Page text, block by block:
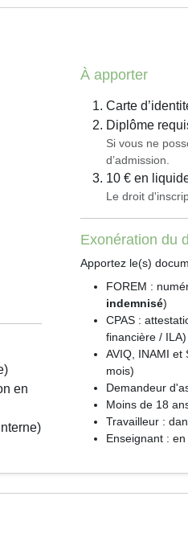
en
À apporter
Carte
Diplôme
Si vous ne
d’admission.
10 € en
Le droit
Exonération du
Apportez le(s)
FOREM :
indemnisé)
CPAS :
financière / ILA)
AVIQ, INAMI et
mois)
Demandeur
Moins de 18
Travailleur :
Enseignant :